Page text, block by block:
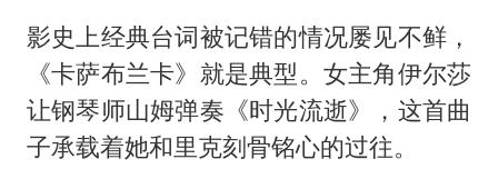
影史上经典台词被记错的情况屡见不鲜，
《卡萨布兰卡》就是典型。女主角伊尔莎
让钢琴师山姆弹奏《时光流逝》，这首曲
子承载着她和里克刻骨铭心的过往。